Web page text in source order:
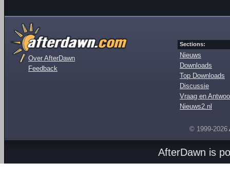
Over AfterDawn
Feedback
Sections:
Nieuws
Downloads
Top Downloads
Discussie
Vraag en
Nieuws2.nl
© 1999-2026
AfterDawn is